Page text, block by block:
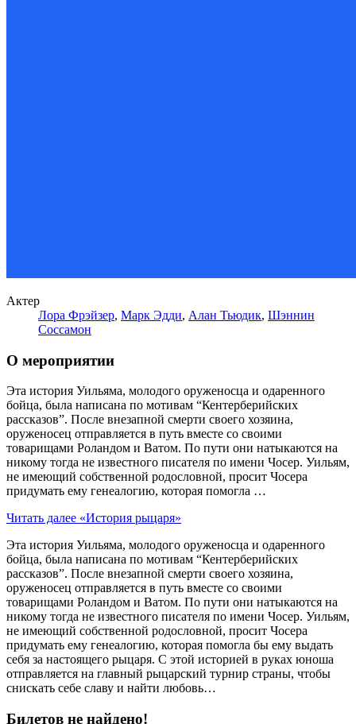
Актер
Лора Фрэйзер, Марк Эдди, Алан Тьюдик, Шэннин
Соссамон
О мероприятии
Эта история Уильяма, молодого оруженосца и одаренного
бойца, была написана по мотивам “Кентерберийских
рассказов”. После внезапной смерти своего хозяина,
оруженосец отправляется в путь вместе со своими
товарищами Роландом и Ватом. По пути они натыкаются на
никому тогда не известного писателя по имени Чосер. Уильям,
не имеющий собственной родословной, просит Чосера
придумать ему генеалогию, которая помогла …
Читать далее «История рыцаря»
Эта история Уильяма, молодого оруженосца и одаренного
бойца, была написана по мотивам “Кентерберийских
рассказов”. После внезапной смерти своего хозяина,
оруженосец отправляется в путь вместе со своими
товарищами Роландом и Ватом. По пути они натыкаются на
никому тогда не известного писателя по имени Чосер. Уильям,
не имеющий собственной родословной, просит Чосера
придумать ему генеалогию, которая помогла бы ему выдать
себя за настоящего рыцаря. С этой историей в руках юноша
отправляется на главный рыцарский турнир страны, чтобы
снискать себе славу и найти любовь…
Билетов не найдено!